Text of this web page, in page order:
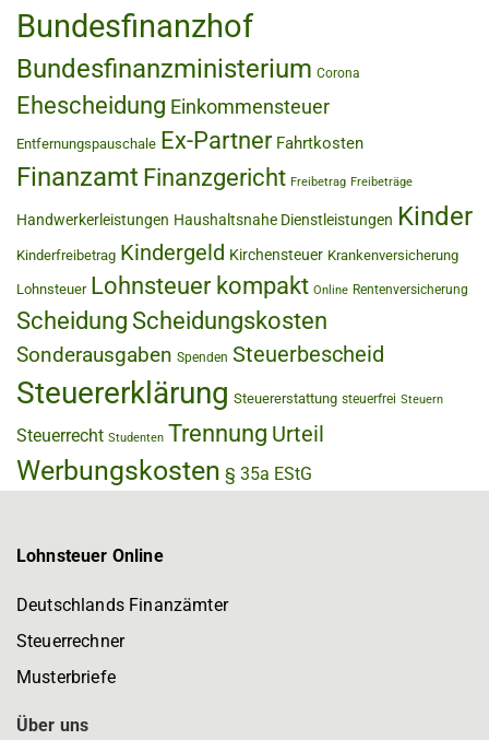
Bundesfinanzhof
Bundesfinanzministerium Corona
Ehescheidung Einkommensteuer
Entfernungspauschale Ex-Partner Fahrtkosten
Finanzamt Finanzgericht Freibetrag Freibeträge
Handwerkerleistungen Haushaltsnahe Dienstleistungen Kinder
Kinderfreibetrag Kindergeld Kirchensteuer Krankenversicherung
Lohnsteuer Lohnsteuer kompakt Online Rentenversicherung
Scheidung Scheidungskosten
Sonderausgaben Spenden Steuerbescheid
Steuererklärung Steuererstattung steuerfrei Steuern
Steuerrecht Studenten Trennung Urteil
Werbungskosten § 35a EStG
Lohnsteuer Online
Deutschlands Finanzämter
Steuerrechner
Musterbriefe
Über uns